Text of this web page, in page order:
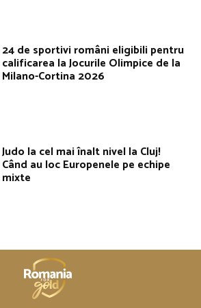
24 de sportivi români eligibili pentru
calificarea la Jocurile Olimpice de la
Milano-Cortina 2026
Judo la cel mai înalt nivel la Cluj!
Când au loc Europenele pe echipe
mixte